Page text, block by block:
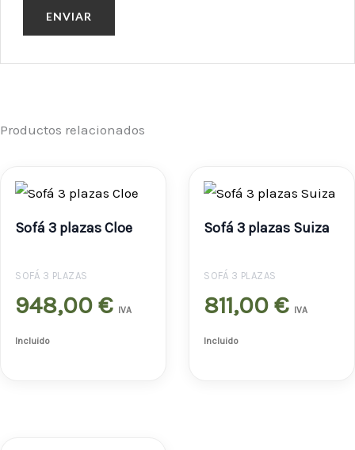
Productos relacionados
Sofá 3 plazas Cloe
SOFÁ 3 PLAZAS
948,00€ IVA
Incluido
Sofá 3 plazas Suiza
SOFÁ 3 PLAZAS
811,00€ IVA
Incluido